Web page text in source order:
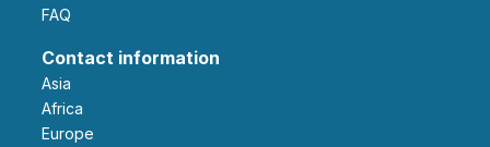
FAQ
Contact information
Asia
Africa
Europe